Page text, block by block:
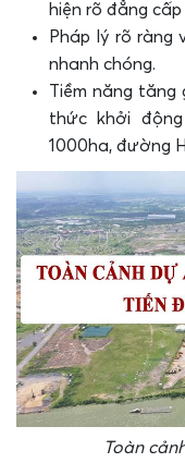
hiện rõ đẳng
Pháp lý rõ ràng
nhanh chóng.
Tiềm năng tăng
thức khởi
1000ha, đường
Toàn